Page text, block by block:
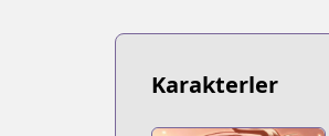
Karakterler